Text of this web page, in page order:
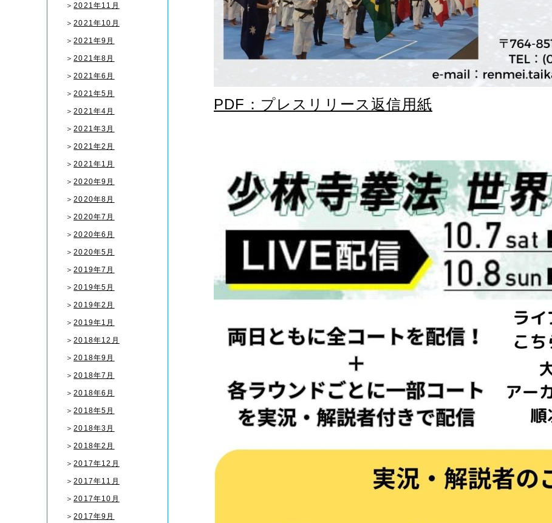
＞2021年11月
＞2021年10月
＞2021年9月
＞2021年8月
＞2021年6月
＞2021年5月
＞2021年4月
＞2021年3月
＞2021年2月
＞2021年1月
＞2020年9月
＞2020年8月
＞2020年7月
＞2020年6月
＞2020年5月
＞2019年7月
＞2019年5月
＞2019年2月
＞2019年1月
＞2018年12月
＞2018年9月
＞2018年7月
＞2018年6月
＞2018年5月
＞2018年3月
＞2018年2月
＞2017年12月
＞2017年11月
＞2017年10月
＞2017年9月
PDF：プレスリリース返信用紙